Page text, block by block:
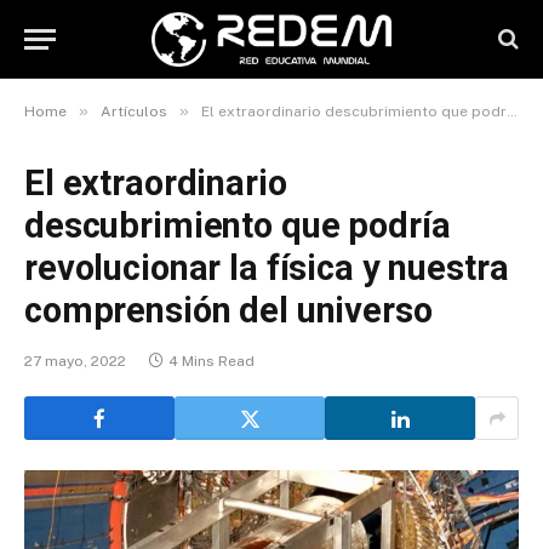
Home » Artículos » El extraordinario descubrimiento que podría revolucionar la física y nuestra comprensión del universo
El extraordinario
descubrimiento que podría
revolucionar la física y nuestra
comprensión del universo
27 mayo, 2022 4 Mins Read